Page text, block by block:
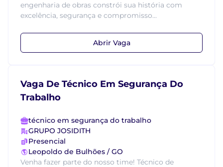
engenharia de obras constrói sua história com
excelência, segurança e compromisso...
Abrir Vaga
Vaga De Técnico Em Segurança Do
Trabalho
técnico em segurança do trabalho
GRUPO JOSIDITH
Presencial
Leopoldo de Bulhões / GO
Venha fazer parte do nosso time! Técnico de